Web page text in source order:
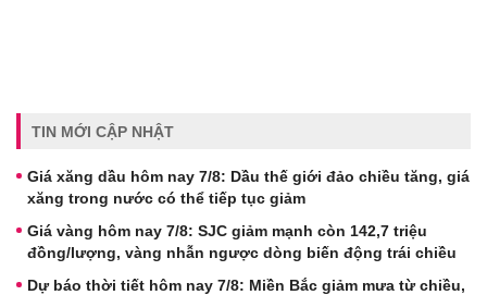
TIN MỚI CẬP NHẬT
Giá xăng dầu hôm nay 7/8: Dầu thế giới đảo chiều tăng, giá
xăng trong nước có thể tiếp tục giảm
Giá vàng hôm nay 7/8: SJC giảm mạnh còn 142,7 triệu
đồng/lượng, vàng nhẫn ngược dòng biến động trái chiều
Dự báo thời tiết hôm nay 7/8: Miền Bắc giảm mưa từ chiều,